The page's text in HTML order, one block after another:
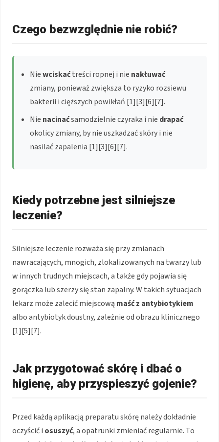
Czego bezwzględnie nie robić?
Niewciskaćtreści ropnej i nie nakłuwać
zmiany, ponieważ zwiększa to ryzyko rozsiewu
bakterii i cięższych powikłań [1][3][6][7].
Nie nacinaćsamodzielnie czyraka i nie drapać
okolicy zmiany, by nie uszkadzać skóry i nie
nasilać zapalenia [1][3][6][7].
Kiedy potrzebne jest silniejsze
leczenie?
Silniejsze leczenie rozważa się przy zmianach
nawracających, mnogich, zlokalizowanych na twarzy lub
w innych trudnych miejscach, a także gdy pojawia się
gorączka lub szerzy się stan zapalny. W takich sytuacjach
lekarz może zalecić miejscową maść z antybiotykiem
albo antybiotyk doustny, zależnie od obrazu klinicznego
[1][5][7].
Jak przygotować skórę i dbać o
higienę, aby przyspieszyć gojenie?
Przed każdą aplikacją preparatu skórę należy dokładnie
oczyścić i osuszyć, a opatrunki zmieniać regularnie. To